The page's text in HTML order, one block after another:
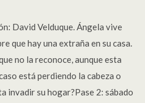
David Velduque. Ángela vive
que hay una extraña en su casa.
no la reconoce, aunque esta
está perdiendo la cabeza o
invadir su hogar?Pase 2: sábado